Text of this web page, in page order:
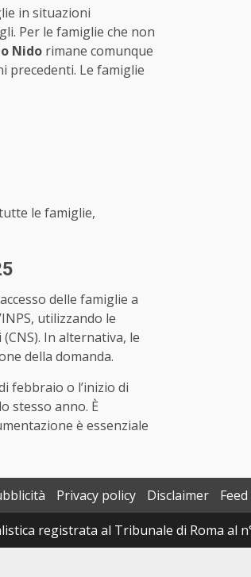
in situazioni
Per le famiglie che non
Nido rimane comunque
precedenti. Le famiglie
le famiglie,
delle famiglie a
utilizzando le
In alternativa, le
della domanda.
febbraio o l’inizio di
stesso anno. È
è essenziale
Privacy policy Disclaimer
Feed
registrata al Tribunale di Roma al